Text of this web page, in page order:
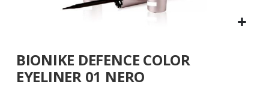
all'inizio
della
galleria
BIONIKE DEFENCE COLOR
EYELINER 01 NERO